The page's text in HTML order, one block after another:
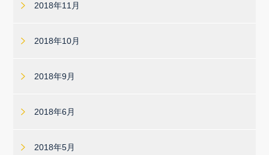
2018年11月
2018年10月
2018年9月
2018年6月
2018年5月